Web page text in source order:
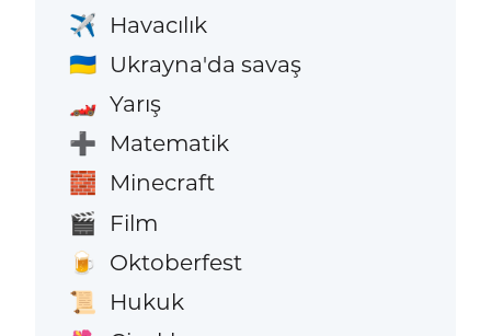
✈️ Havacılık
🇺🇦 Ukrayna'da savaş
🏎️ Yarış
➕ Matematik
🧱 Minecraft
🎬 Film
🍺 Oktoberfest
📜 Hukuk